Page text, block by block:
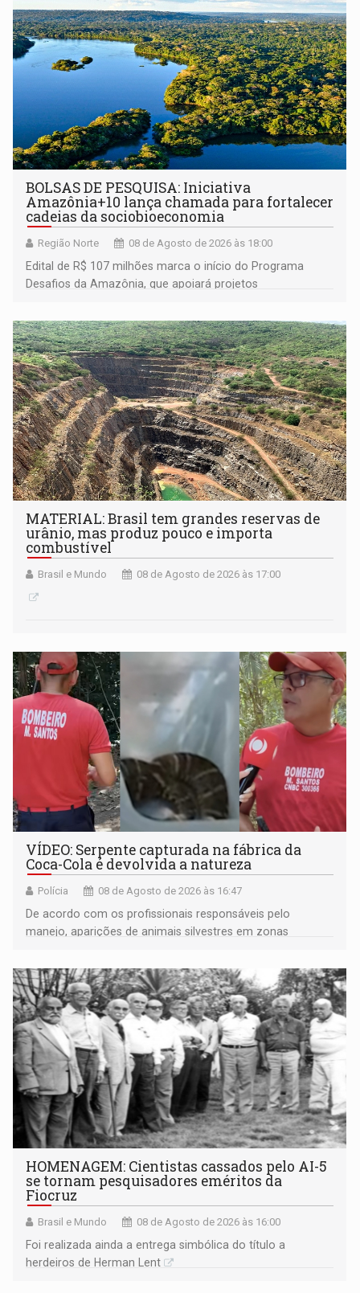
BOLSAS DE PESQUISA: Iniciativa
Amazônia+10 lança chamada para fortalecer
cadeias da sociobioeconomia
Região Norte 08 de Agosto de 2026 às 18:00
Edital de R$ 107 milhões marca o início do Programa
Desafios da Amazônia, que apoiará projetos
submissão de pré-propostas poderá ser feita até 1º de
setembro
MATERIAL: Brasil tem grandes reservas de
urânio, mas produz pouco e importa
combustível
Brasil e Mundo 08 de Agosto de 2026 às 17:00
VÍDEO: Serpente capturada na fábrica da
Coca-Cola é devolvida a natureza
Polícia 08 de Agosto de 2026 às 16:47
De acordo com os profissionais responsáveis pelo
manejo, aparições de animais silvestres em zonas
HOMENAGEM: Cientistas cassados pelo AI-5
se tornam pesquisadores eméritos da
Fiocruz
Brasil e Mundo 08 de Agosto de 2026 às 16:00
Foi realizada ainda a entrega simbólica do título a
herdeiros de Herman Lent